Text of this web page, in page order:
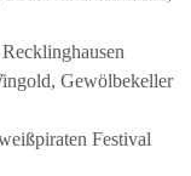
Gewölbekeller
Festival